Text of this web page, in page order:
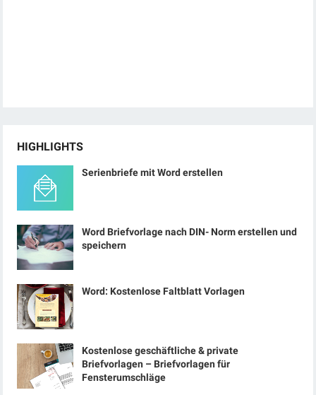
HIGHLIGHTS
Serienbriefe mit Word erstellen
Word Briefvorlage nach DIN- Norm erstellen und
speichern
Word: Kostenlose Faltblatt Vorlagen
Kostenlose geschäftliche & private
Briefvorlagen – Briefvorlagen für
Fensterumschläge